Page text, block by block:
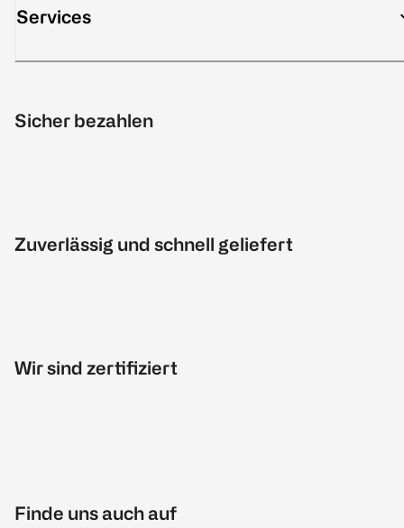
Services
Sicher bezahlen
Zuverlässig und schnell geliefert
Wir sind zertifiziert
Finde uns auch auf